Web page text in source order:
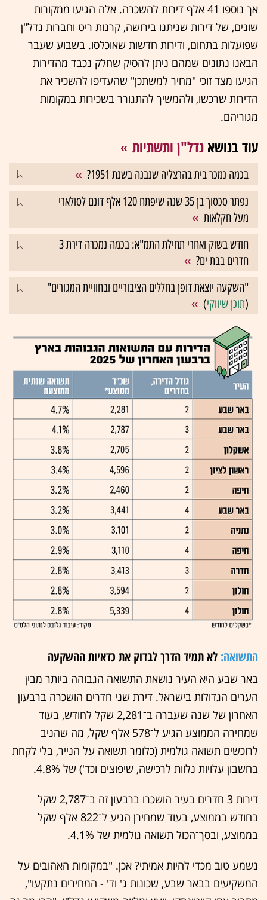
אך נוספו 41 אלף דירות להשכרה. אלה הגיעו ממקורות
שונים, של דירות שניתנו בירושה, קרנות ריט וחברות נדל"ן
שפועלות בתחום, ודירות חדשות שאוכלסו. בשבוע שעבר
הבאנו נתונים שמהם ניתן להסיק שחלק נכבד מהדירות
הגיעו מצד זוכי "מחיר למשתכן" שהעדיפו להשכיר את
הדירות שרכשו, ולהמשיך להתגורר בשכירות במקומות
מגוריהם.
עוד בנושא נדל"ן ותשתיות
בכמה נמכר בית בהרצליה שנבנה בשנת 1951?
נפתר סכסוך בן 35 שנה שיפתח 120 אלף דונם לסולארי
מעל חקלאות
חודש בשוק ואחרי תחילת התמ"א: בכמה נמכרה דירת 3
חדרים בבת ים?
"השקעה יוצאת דופן בחללים הציבוריים ובחוויית המגורים"
(תוכן שיווקי)
התשואה: לא תמיד הדרך לבדוק את כדאיות ההשקעה
באר שבע היא העיר נושאת התשואה הגבוהה ביותר מבין
הערים הגדולות בישראל. דירת שני חדרים הושכרה ברבעון
האחרון של שנה שעברה ב־2,281 שקל לחודש, בעוד
שמחירה הממוצע הגיע ל־578 אלף שקל, מה שהניב
לרוכשים תשואה גולמית (כלומר תשואה על הנייר, בלי לקחת
בחשבון עלויות נלוות לרכישה, שיפוצים וכד') של 4.8%.
דירות 3 חדרים בעיר הושכרו ברבעון זה ב־2,787 שקל
בחודש בממוצע, בעוד שמחירן הגיע ל־822 אלף שקל
בממוצע, ובסך־הכול תשואה גולמית של 4.1%.
נשמע טוב מכדי להיות אמיתי? אכן. "במקומות האהובים על
המשקיעים בבאר שבע, שכונות ג' וד' - המחירים נתקעו",